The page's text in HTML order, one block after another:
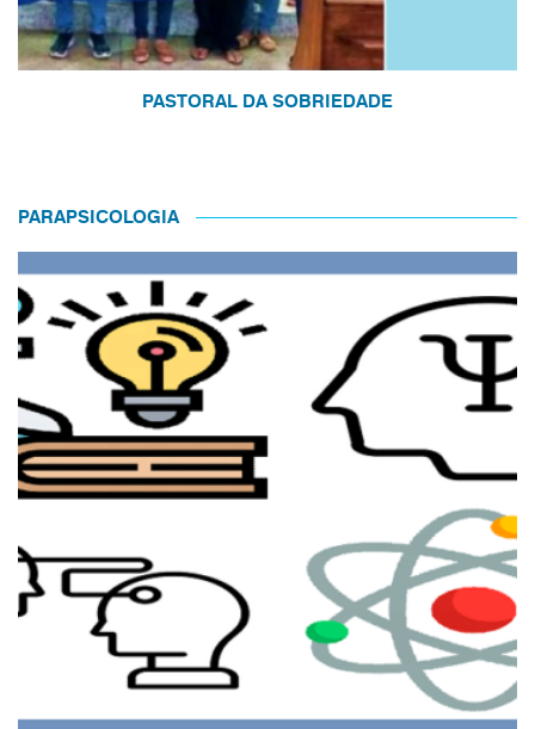
PASTORAL DA SOBRIEDADE
PARAPSICOLOGIA